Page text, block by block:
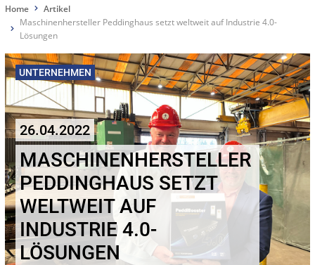
Home
Artikel
Maschinenhersteller Peddinghaus setzt weltweit auf Industrie 4.0-
Lösungen
UNTERNEHMEN
26.04.2022
MASCHINENHERSTELLER
PEDDINGHAUS SETZT
WELTWEIT AUF
INDUSTRIE 4.0-
LÖSUNGEN